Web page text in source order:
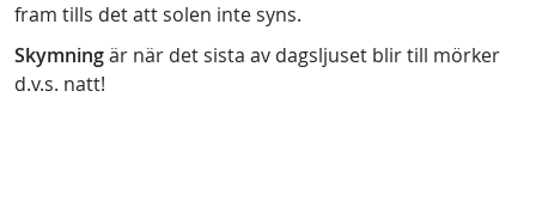
fram tills det att solen inte syns.
Skymningär när det sista av dagsljuset blir till mörker
d.v.s. natt!